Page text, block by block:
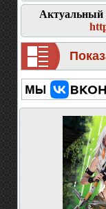
Актуальный